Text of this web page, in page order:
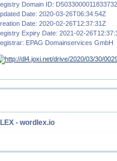
Domain ID:
Date: 2020-03-26T06:34:54Z
Date: 2020-02-26T12:37:31Z
Expiry Date: 2021-02-
EPAG Domainservices GmbH
- wordlex.io